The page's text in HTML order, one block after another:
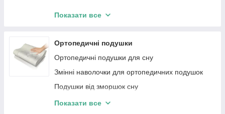
Дерматоскопи
Показати все
Ортопедичні подушки
Ортопедичні подушки для сну
Змінні наволочки для ортопедичних подушок
Подушки від зморшок сну
Подушки для вагітних і годування
Показати все